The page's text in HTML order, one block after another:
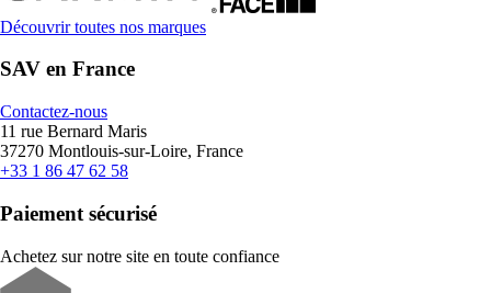
Découvrir toutes nos marques
SAV en France
Contactez-nous
11 rue Bernard Maris
37270 Montlouis-sur-Loire, France
+33 1 86 47 62 58
Paiement sécurisé
Achetez sur notre site en toute confiance